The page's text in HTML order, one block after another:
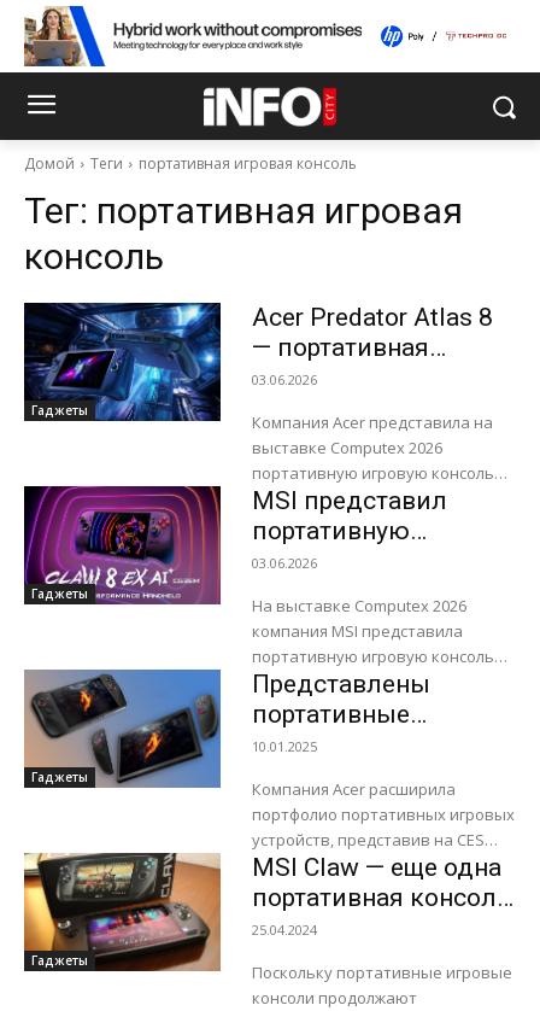
Домой Теги портативная игровая консоль
Тег: портативная игровая
консоль
Гаджеты
Acer Predator Atlas 8
— портативная
консоль на базе Intel
03.06.2026
Компания Acer представила на
выставке Computex 2026
портативную игровую консоль
Predator Atlas 8 под управлением
Windows 11 Home. Устройство
разработано для запуска
полноценных ПК-игр...
Гаджеты
MSI представил
портативную
игровую консоль
Intel Arc G3 Extreme
03.06.2026
На выставке Computex 2026
компания MSI представила
портативную игровую консоль
Claw 8 EX AI+, которую называет
первым устройством такого
класса на базе Intel Arc...
Гаджеты
Представлены
портативные
консоли Acer Nitro
Ryzen 7 8840HS
10.01.2025
Компания Acer расширила
портфолио портативных игровых
устройств, представив на CES
2025 две новые модели Nitro
Blaze 11 и Blaze 8. Оба устройства
работают на...
Гаджеты
MSI Claw — еще одна
портативная консоль
вступает в борьбу за
Азербайджане
25.04.2024
Поскольку портативные игровые
консоли продолжают